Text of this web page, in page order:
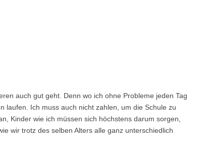
auch gut geht. Denn wo ich ohne Probleme jeden Tag
laufen. Ich muss auch nicht zahlen, um die Schule zu
Kinder wie ich müssen sich höchstens darum sorgen,
wir trotz des selben Alters alle ganz unterschiedlich